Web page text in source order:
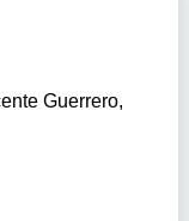
Guerrero,